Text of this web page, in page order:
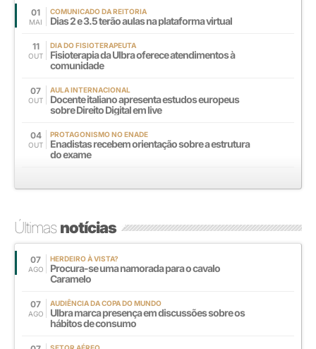
01
MAI
COMUNICADO DA REITORIA
Dias 2 e 3.5 terão aulas na plataforma virtual
11
OUT
DIA DO FISIOTERAPEUTA
Fisioterapia da Ulbra oferece atendimentos à
comunidade
07
OUT
AULA INTERNACIONAL
Docente italiano apresenta estudos europeus
sobre Direito Digital em live
04
OUT
PROTAGONISMO NO ENADE
Enadistas recebem orientação sobre a estrutura
do exame
Últimasnotícias
07
AGO
HERDEIRO À VISTA?
Procura-se uma namorada para o cavalo
Caramelo
07
AGO
AUDIÊNCIA DA COPA DO MUNDO
Ulbra marca presença em discussões sobre os
hábitos de consumo